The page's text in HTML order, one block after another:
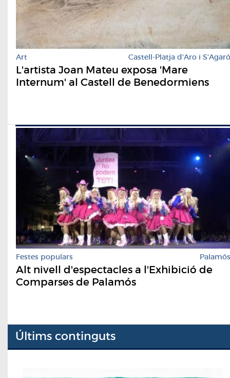
Art Castell-Platja d'Aro i S'Agaró
L'artista Joan Mateu exposa 'Mare
Internum' al Castell de Benedormiens
Festes populars Palamós
Alt nivell d'espectacles a l'Exhibició de
Comparses de Palamós
Últims continguts